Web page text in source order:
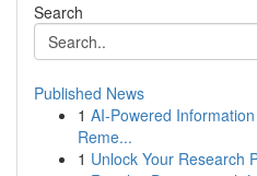
Search
Published News
1 AI-Powered
Reme...
1 Unlock Your Research